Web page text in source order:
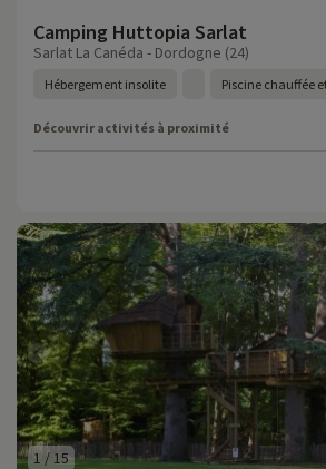
Camping Huttopia Sarlat
Sarlat La Canéda - Dordogne (24)
Hébergement insolite Piscine chauffée
Découvrir activités à proximité
1/ 15